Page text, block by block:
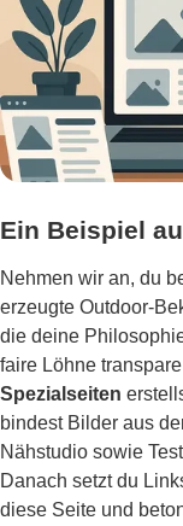
Ein Beispiel
Nehmen wir an, du
erzeugte Outdoor-
die deine
faire Löhne
Spezialseiten
bindest Bilder aus
Nähstudio sowie
Danach setzt du
diese Seite und